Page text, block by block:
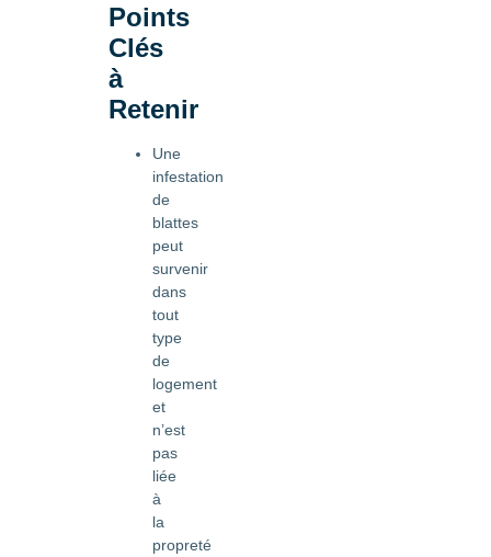
Points
Clés
à
Retenir
Une
infestation
de
blattes
peut
survenir
dans
tout
type
de
logement
et
n’est
pas
liée
à
la
propreté